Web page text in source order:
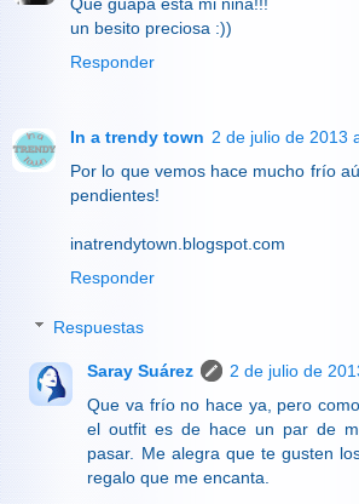
un besito preciosa :))
Responder
In a trendy town 2 de julio de 2013
Por lo que vemos hace mucho frío
pendientes!
inatrendytown.blogspot.com
Responder
Respuestas
Saray Suárez
2 de julio de
Que va frío no hace ya, pero
el outfit es de hace un par de
pasar. Me alegra que te gusten
regalo que me encanta.